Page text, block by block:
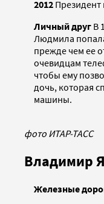
2012 Президент
Личный друг В
Людмила
прежде чем ее
очевидцам
чтобы ему
дочь, которая
машины.
фото ИТАР-ТАСС
Владимир
Железные